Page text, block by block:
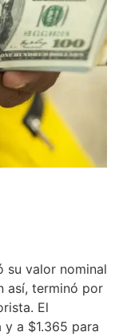
su valor nominal
así, terminó por
El
a $1.365 para